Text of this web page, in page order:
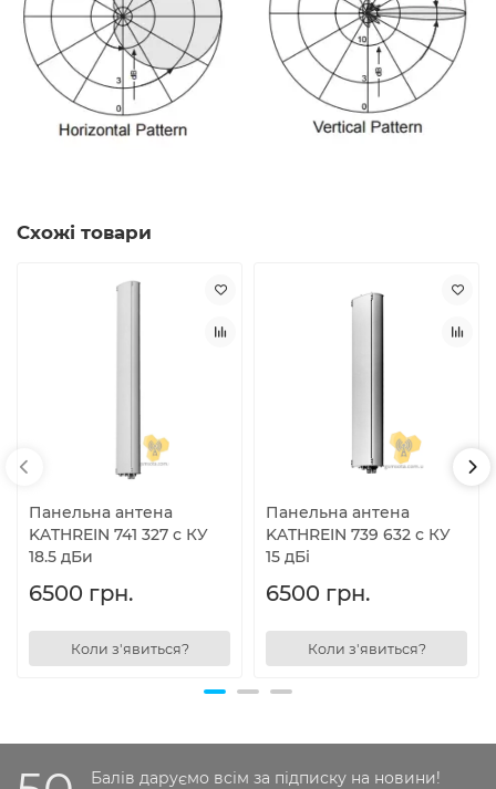
Схожі товари
Панельна антена
KATHREIN 741 327 с КУ
18.5 дБи
6500 грн.
Коли з'явиться?
Панельна антена
KATHREIN 739 632 с КУ
15 дБі
6500 грн.
Коли з'явиться?
Балів даруємо всім за підписку на новини!